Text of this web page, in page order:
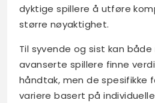
dyktige spillere å utføre
større nøyaktighet.
Til syvende og sist kan
avanserte spillere finne
håndtak, men de spesifikke
variere basert på